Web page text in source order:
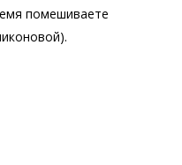
помешиваете